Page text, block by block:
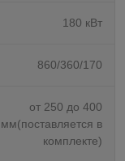
180 кВт
860/360/170
от 250 до 400
мм(поставляется в
комплекте)